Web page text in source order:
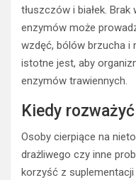
tłuszczów i białek.
enzymów może
wzdęć, bólów brzucha i
istotne jest, aby
enzymów trawiennych.
Kiedy
Osoby cierpiące na
drażliwego czy inne
korzyść z